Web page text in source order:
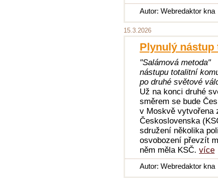
Autor: Webredaktor kna
15.3.2026
Plynulý nástup
"Salámová metoda"
nástupu totalitní
po druhé světové
Už na konci druhé
směrem se bude
v Moskvě vytvořena
Československa
sdružení několika
osvobození převzít
něm měla KSČ. více
Autor: Webredaktor kna